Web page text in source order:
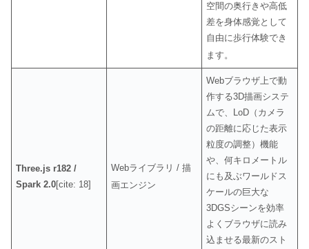
空間の奥行きや高低
差を身体感覚として
自由に歩行体験でき
ます。
Three.js r182 /
Spark 2.0[cite: 18]
Webライブラリ / 描
画エンジン
Webブラウザ上で動
作する3D描画システ
ムで、LoD（カメラ
の距離に応じた表示
粒度の調整）機能
や、何キロメートル
にも及ぶワールドス
ケールの巨大な
3DGSシーンを効率
よくブラウザに読み
込ませる最新のスト